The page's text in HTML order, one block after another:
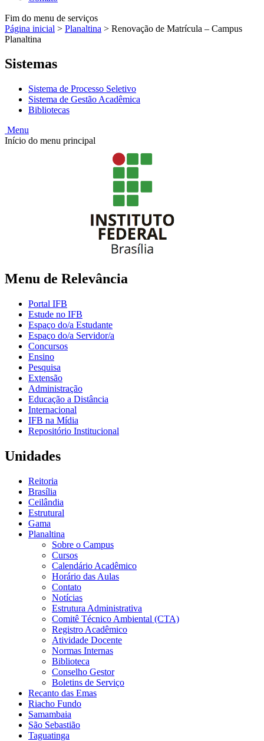
Fim do menu de serviços
Página inicial > Planaltina > Renovação de Matrícula – Campus
Planaltina
Sistemas
Sistema de Processo Seletivo
Sistema de Gestão Acadêmica
Bibliotecas
Menu
Início do menu principal
Menu de Relevância
Portal IFB
Estude no IFB
Espaço do/a Estudante
Espaço do/a Servidor/a
Concursos
Ensino
Pesquisa
Extensão
Administração
Educação a Distância
Internacional
IFB na Mídia
Repositório Institucional
Unidades
Reitoria
Brasília
Ceilândia
Estrutural
Gama
Planaltina
Sobre o Campus
Cursos
Calendário Acadêmico
Horário das Aulas
Contato
Notícias
Estrutura Administrativa
Comitê Técnico Ambiental (CTA)
Registro Acadêmico
Atividade Docente
Normas Internas
Biblioteca
Conselho Gestor
Boletins de Serviço
Recanto das Emas
Riacho Fundo
Samambaia
São Sebastião
Taguatinga